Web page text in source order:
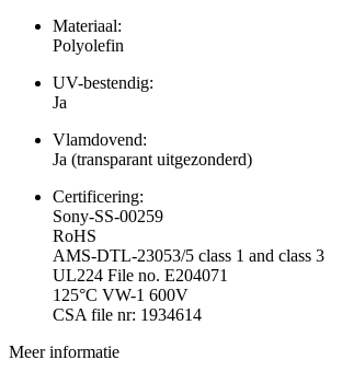
Materiaal:
Polyolefin
UV-bestendig:
Ja
Vlamdovend:
Ja (transparant uitgezonderd)
Certificering:
Sony-SS-00259
RoHS
AMS-DTL-23053/5 class 1 and class 3
UL224 File no. E204071
125°C VW-1 600V
CSA file nr: 1934614
Meer informatie